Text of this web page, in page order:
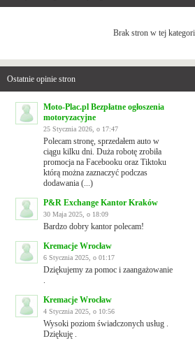
Brak stron w tej
Ostatnie opinie stron
Moto-Plac.pl Bezpłatne ogłoszenia
motoryzacyjne
25 Stycznia 2026, o 17:47
Polecam stronę, sprzedałem auto w
ciągu kilku dni. Duża robotę zrobiła
promocja na Facebooku oraz Tiktoku
którą można zaznaczyć podczas
dodawania (...)
P&R Exchange Kantor Kraków
30 Maja 2025, o 18:09
Bardzo dobry kantor polecam!
Kremacje Wrocław
6 Stycznia 2025, o 01:17
Dziękujemy za pomoc i zaangażowanie
Kremacje Wrocław
4 Stycznia 2025, o 10:56
Wysoki poziom świadczonych usług .
Dziękuję .